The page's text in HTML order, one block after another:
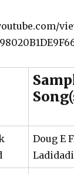
Doug E
Ladidadi